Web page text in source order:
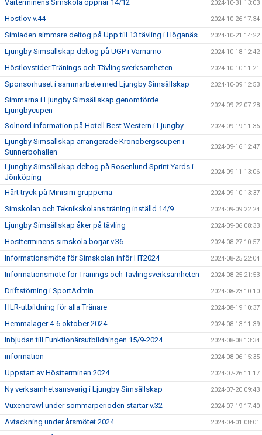
Vårterminens Simskola öppnar 14/12 2024-10-31 13:03
Höstlov v.44 2024-10-26 17:34
Simiaden simmare deltog på Upp till 13 tävling i Höganäs 2024-10-21 14:22
Ljungby Simsällskap deltog på UGP i Värnamo 2024-10-18 12:42
Höstlovstider Tränings och Tävlingsverksamheten 2024-10-10 11:21
Sponsorhuset i sammarbete med Ljungby Simsällskap 2024-10-09 12:53
Simmarna i Ljungby Simsällskap genomförde
Ljungbycupen
2024-09-22 07:28
Solnord information på Hotell Best Western i Ljungby 2024-09-19 11:36
Ljungby Simsällskap arrangerade Kronobergscupen i
Sunnerbohallen
2024-09-16 12:47
Ljungby Simsällskap deltog på Rosenlund Sprint Yards i
Jönköping
2024-09-11 13:06
Hårt tryck på Minisim grupperna 2024-09-10 13:37
Simskolan och Teknikskolans träning inställd 14/9 2024-09-09 22:24
Ljungby Simsällskap åker på tävling 2024-09-06 08:33
Höstterminens simskola börjar v.36 2024-08-27 10:57
Informationsmöte för Simskolan inför HT2024 2024-08-25 22:04
Informationsmöte för Tränings och Tävlingsverksamheten 2024-08-25 21:53
Driftstörning i SportAdmin 2024-08-23 10:10
HLR-utbildning för alla Tränare 2024-08-19 10:37
Hemmaläger 4-6 oktober 2024 2024-08-13 11:39
Inbjudan till Funktionärsutbildningen 15/9-2024 2024-08-08 13:34
information 2024-08-06 15:35
Uppstart av Höstterminen 2024 2024-07-26 11:17
Ny verksamhetsansvarig i Ljungby Simsällskap 2024-07-20 09:43
Vuxencrawl under sommarperioden startar v.32 2024-07-19 17:40
Avtackning under årsmötet 2024 2024-04-01 08:01